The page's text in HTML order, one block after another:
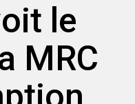
le
MRC